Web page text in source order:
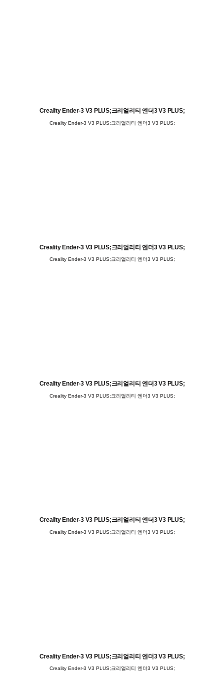
Creality Ender-3 V3 PLUS;크리얼리티 엔더3 V3 PLUS;
Creality Ender-3 V3 PLUS;크리얼리티 엔더3 V3 PLUS;
Creality Ender-3 V3 PLUS;크리얼리티 엔더3 V3 PLUS;
Creality Ender-3 V3 PLUS;크리얼리티 엔더3 V3 PLUS;
Creality Ender-3 V3 PLUS;크리얼리티 엔더3 V3 PLUS;
Creality Ender-3 V3 PLUS;크리얼리티 엔더3 V3 PLUS;
Creality Ender-3 V3 PLUS;크리얼리티 엔더3 V3 PLUS;
Creality Ender-3 V3 PLUS;크리얼리티 엔더3 V3 PLUS;
Creality Ender-3 V3 PLUS;크리얼리티 엔더3 V3 PLUS;
Creality Ender-3 V3 PLUS;크리얼리티 엔더3 V3 PLUS;